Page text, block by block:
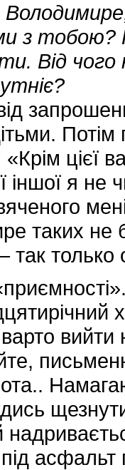
з тобою?
Від чого
цієї
іншої я
таких не
так только